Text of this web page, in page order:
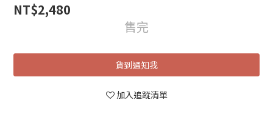
NT$2,480
售完
貨到通知我
加入追蹤清單